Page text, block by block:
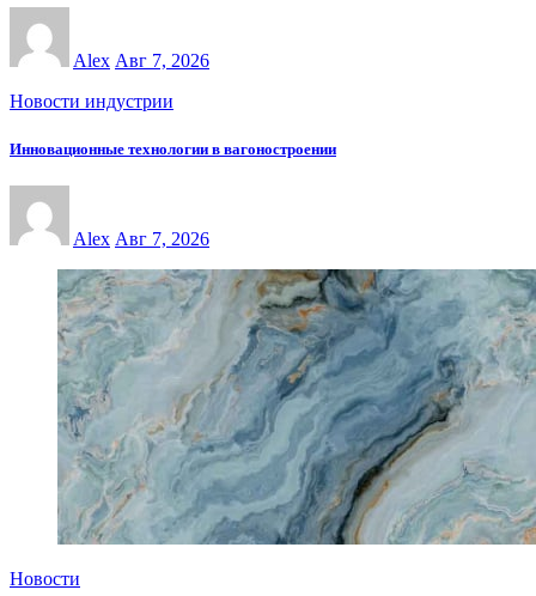
Alex Авг 7, 2026
Новости индустрии
Инновационные технологии в вагоностроении
Alex Авг 7, 2026
Новости